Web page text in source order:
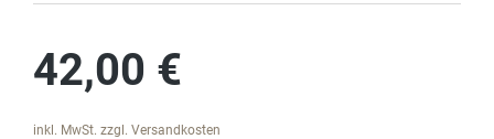
42,00 €
inkl. MwSt. zzgl. Versandkosten